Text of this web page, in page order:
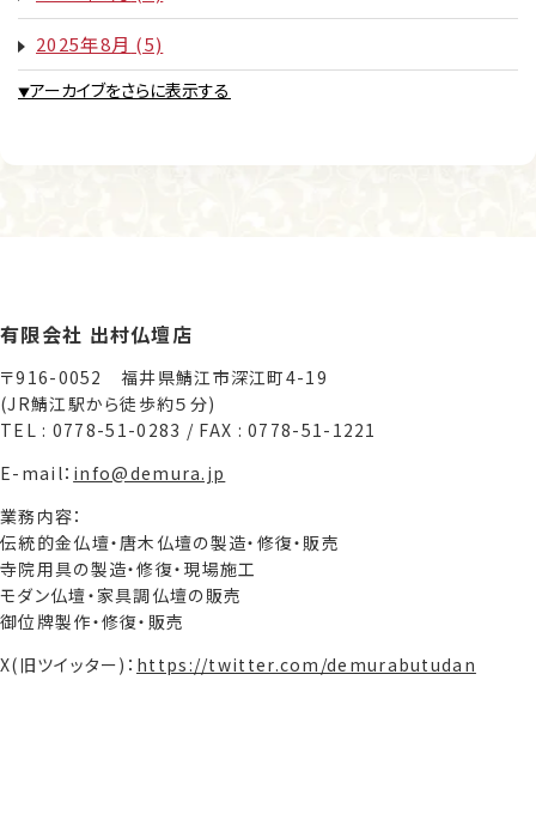
2025年8月 (5)
▼アーカイブをさらに表示する
有限会社 出村仏壇店
〒916-0052 福井県鯖江市深江町4-19
(JR鯖江駅から徒歩約５分)
TEL : 0778-51-0283 / FAX : 0778-51-1221
E-mail： info@demura.jp
業務内容：
伝統的金仏壇・唐木仏壇の製造・修復・販売
寺院用具の製造・修復・現場施工
モダン仏壇・家具調仏壇の販売
御位牌製作・修復・販売
X(旧ツイッター)： https://twitter.com/demurabutudan